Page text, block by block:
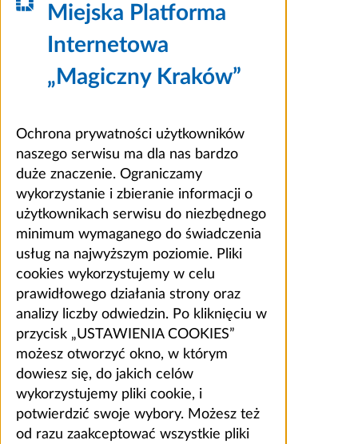
Miejska Platforma
Internetowa
„Magiczny Kraków”
Ochrona prywatności użytkowników
naszego serwisu ma dla nas bardzo
duże znaczenie. Ograniczamy
wykorzystanie i zbieranie informacji o
użytkownikach serwisu do niezbędnego
minimum wymaganego do świadczenia
usług na najwyższym poziomie. Pliki
cookies wykorzystujemy w celu
prawidłowego działania strony oraz
analizy liczby odwiedzin. Po kliknięciu w
przycisk „USTAWIENIA COOKIES”
możesz otworzyć okno, w którym
dowiesz się, do jakich celów
wykorzystujemy pliki cookie, i
potwierdzić swoje wybory. Możesz też
od razu zaakceptować wszystkie pliki